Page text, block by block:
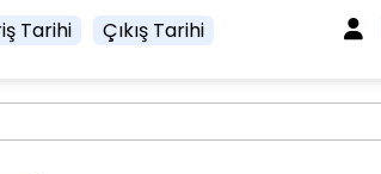
Tarihi Çıkış Tarihi